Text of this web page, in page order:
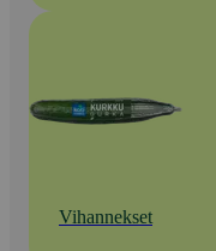
Vihannekset